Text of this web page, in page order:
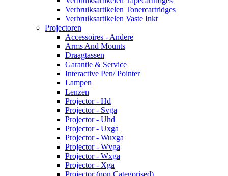
Verbruiksartikelen Tonercartridges
Verbruiksartikelen Vaste Inkt
Projectoren
Accessoires - Andere
Arms And Mounts
Draagtassen
Garantie & Service
Interactive Pen/ Pointer
Lampen
Lenzen
Projector - Hd
Projector - Svga
Projector - Uhd
Projector - Uxga
Projector - Wuxga
Projector - Wvga
Projector - Wxga
Projector - Xga
Projector (non Categorised)